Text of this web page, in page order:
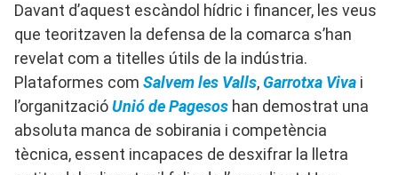
Davant d’aquest escàndol hídric i financer, les veus
que teoritzaven la defensa de la comarca s’han
revelat com a titelles útils de la indústria.
Plataformes com Salvem les Valls, Garrotxa Viva i
l’organitzacióUnió de Pagesos han demostrat una
absoluta manca de sobirania i competència
tècnica, essent incapaces de desxifrar la lletra